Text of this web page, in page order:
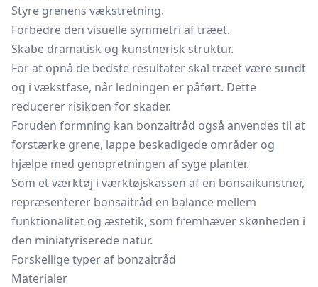
Styre grenens vækstretning.
Forbedre den visuelle symmetri af træet.
Skabe dramatisk og kunstnerisk struktur.
For at opnå de bedste resultater skal træet være sundt
og i vækstfase, når ledningen er påført. Dette
reducerer risikoen for skader.
Foruden formning kan bonzaitråd også anvendes til at
forstærke grene, lappe beskadigede områder og
hjælpe med genopretningen af syge planter.
Som et værktøj i værktøjskassen af en bonsaikunstner,
repræsenterer bonsaitråd en balance mellem
funktionalitet og æstetik, som fremhæver skønheden i
den miniatyriserede natur.
Forskellige typer af bonzaitråd
Materialer